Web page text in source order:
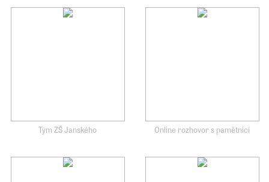
Tým ZŠ Janského Online rozhovor s pamětnicí